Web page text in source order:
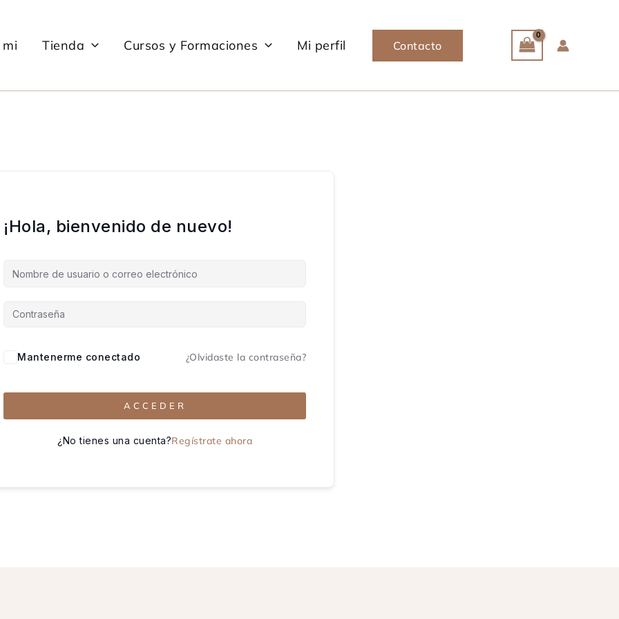
Tienda Cursos y Formaciones Mi perfil Contacto
¡Hola, bienvenido de nuevo!
Mantenerme conectado ¿Olvidaste la contraseña?
ACCEDER
¿No tienes una cuenta?Regístrate ahora